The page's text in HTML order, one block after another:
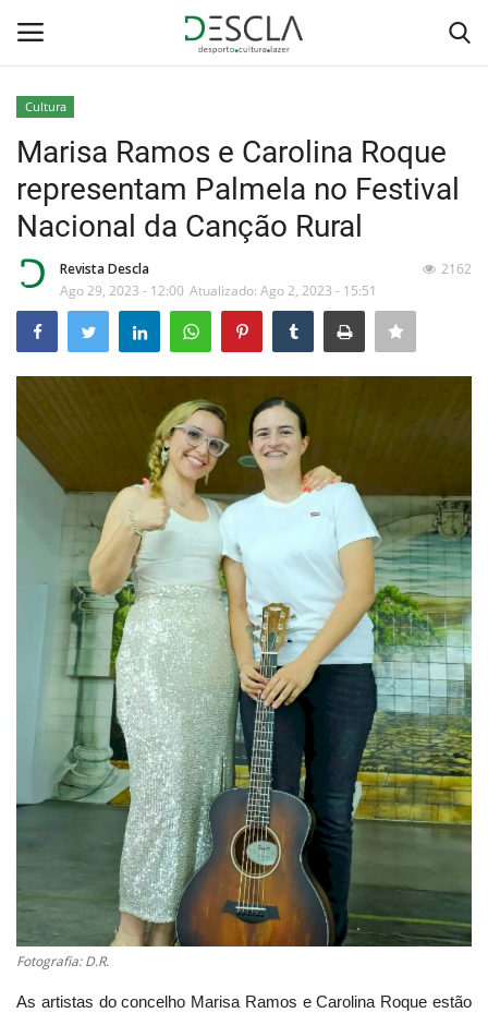
Home
Desporto
Sobre Nós
Educação
Estatuto Editorial
Saúde
Ficha técnica
Cultura
Ambiente
Cultura
Marisa Ramos e Carolina Roque
representam Palmela no Festival
Nacional da Canção Rural
Revista Descla
Ago 29, 2023 - 12:00 Atualizado: Ago 2, 2023 - 15:51
2162
Fotografia: D.R.
As artistas do concelho Marisa Ramos e Carolina Roque estão